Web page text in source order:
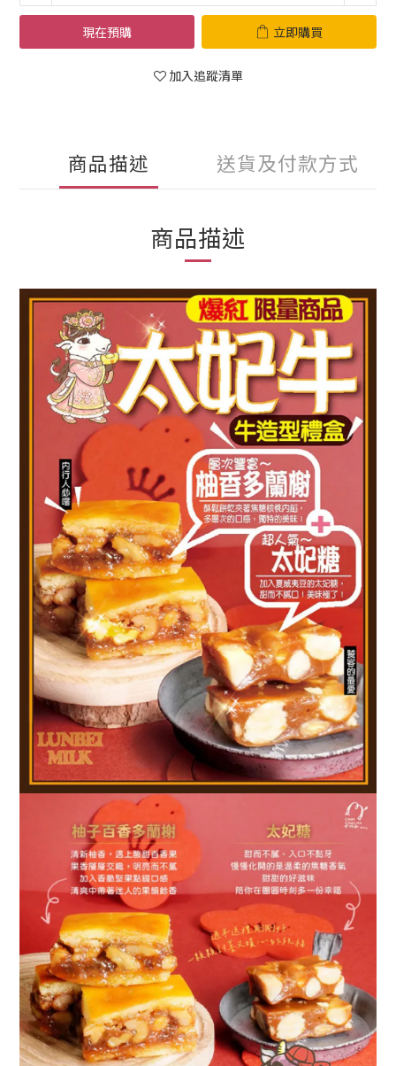
現在預購 立即購買
加入追蹤清單
商品描述 送貨及付款方式
商品描述